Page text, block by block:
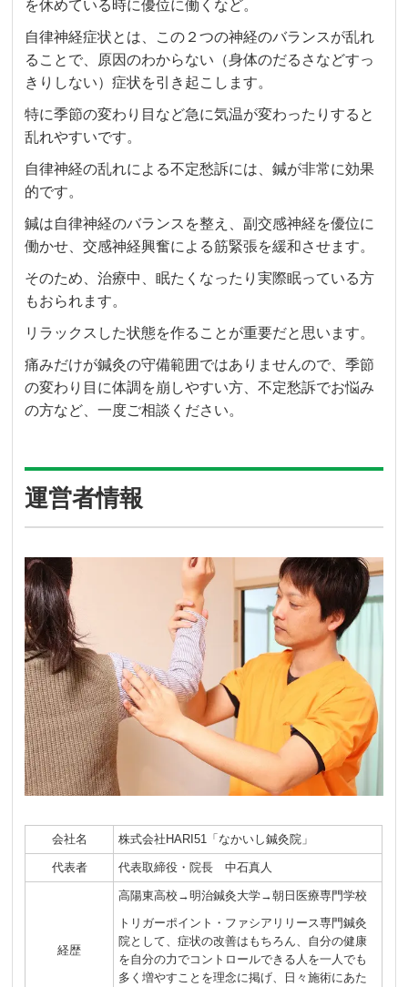
を休めている時に優位に働くなど。
自律神経症状とは、この２つの神経のバランスが乱れ
ることで、原因のわからない（身体のだるさなどすっ
きりしない）症状を引き起こします。
特に季節の変わり目など急に気温が変わったりすると
乱れやすいです。
自律神経の乱れによる不定愁訴には、鍼が非常に効果
的です。
鍼は自律神経のバランスを整え、副交感神経を優位に
働かせ、交感神経興奮による筋緊張を緩和させます。
そのため、治療中、眠たくなったり実際眠っている方
もおられます。
リラックスした状態を作ることが重要だと思います。
痛みだけが鍼灸の守備範囲ではありませんので、季節
の変わり目に体調を崩しやすい方、不定愁訴でお悩み
の方など、一度ご相談ください。
運営者情報
会社名 株式会社HARI51「なかいし鍼灸院」
代表者 代表取締役・院長 中石真人
経歴
高陽東高校→明治鍼灸大学→朝日医療専門学校
トリガーポイント・ファシアリリース専門鍼灸
院として、症状の改善はもちろん、自分の健康
を自分の力でコントロールできる人を一人でも
多く増やすことを理念に掲げ、日々施術にあた